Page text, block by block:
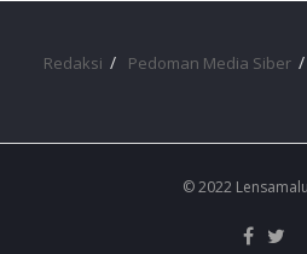
Redaksi Pedoman Media Siber
© 2022